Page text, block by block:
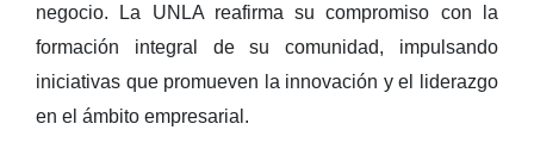
negocio. La UNLA reafirma su compromiso con la
formación integral de su comunidad, impulsando
iniciativas que promueven la innovación y el liderazgo
en el ámbito empresarial.